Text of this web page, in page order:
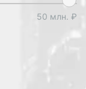
50 млн. ₽